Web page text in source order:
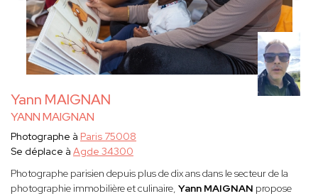
Yann MAIGNAN
YANN MAIGNAN
Photographe à Paris 75008
Se déplace à Agde 34300
Photographe parisien depuis plus de dix ans dans le secteur de la
photographie immobilière et culinaire, Yann MAIGNAN propose